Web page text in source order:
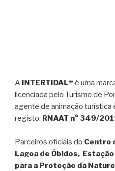
A INTERTIDAL® é uma
licenciada pelo Turismo de
agente de animação turística
registo: RNAAT n° 349/
Parceiros oficiais do Centro
Lagoa de Óbidos,
para a Proteção da